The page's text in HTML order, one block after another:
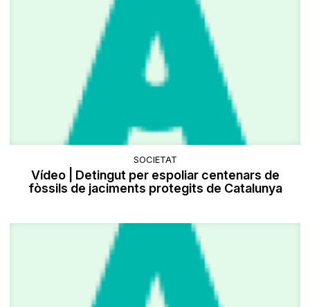
SOCIETAT
Vídeo | Detingut per espoliar centenars de
fòssils de jaciments protegits de Catalunya